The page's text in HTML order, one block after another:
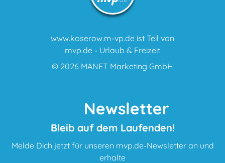
www.koserow.m-vp.de ist Teil von
mvp.de - Urlaub & Freizeit
© 2026 MANET Marketing GmbH
Newsletter
Bleib auf dem Laufenden!
Melde Dich jetzt für unseren mvp.de-Newsletter an und
erhalte